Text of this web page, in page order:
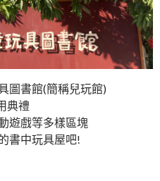
圖書館(簡稱兒玩館)
典禮
遊戲等多樣區塊
書中玩具屋吧!
玩具圖書館